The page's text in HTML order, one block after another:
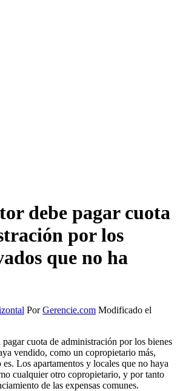
debe pagar cuota
por los
que no ha
PorGerencie.com Modificado el
cuota de administración por los bienes
vendido, como un copropietario más,
Los apartamentos y locales que no haya
cualquier otro copropietario, y por tanto
de las expensas comunes.